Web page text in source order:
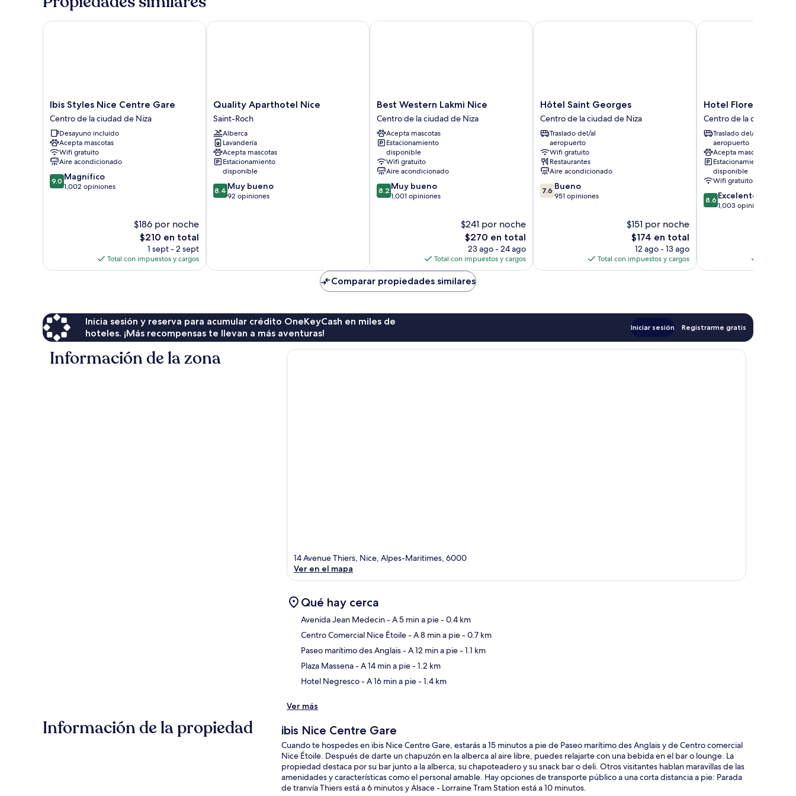
Ibis
Styles
Nice
Centre
Gare
Centro
de
la
ciudad
Ibis Styles Nice Centre Gare
Centro de la ciudad de Niza
Desayuno incluido
Acepta mascotas
Wifi gratuito
Aire acondicionado
9.0
de
9.0 Magnífico
1,002 opiniones
$186 por noche
El
precio
actual
es
$210 en total
1 sept - 2 sept
Total con impuestos y cargos
Ibis Styles Nice Centre Gare
Quality
Aparthotel
Nice
Saint-
Roch
Quality Aparthotel Nice
Saint-Roch
Alberca
Lavandería
Acepta mascotas
Estacionamiento
disponible
8.4
de
8.4 Muy bueno
92 opiniones
Quality Aparthotel Nice
Best
Western
Lakmi
Nice
Centro
de
la
ciudad
de
Niza
Best Western Lakmi Nice
Centro de la ciudad de Niza
Acepta mascotas
Estacionamiento
disponible
Wifi gratuito
Aire acondicionado
8.2
de
8.2 Muy bueno
1,001 opiniones
$241 por noche
El
precio
actual
es
de
$270
$270 en total
23 ago - 24 ago
Total con impuestos y cargos
Best Western Lakmi Nice
Hôtel
Saint
Georges
Centro
la
ciudad
de
Niza
Hôtel Saint Georges
Centro de la ciudad de Niza
Traslado del/al
aeropuerto
Wifi gratuito
Restaurantes
Aire acondicionado
7.6
de
7.6 Bueno
951 opiniones
$151 por noche
El
precio
actual
es
$174 en total
12 ago - 13 ago
Total con impuestos y cargos
Hôtel Saint Georges
Hotel
Florence
Nice
Centro
la
ciudad
de
Hotel Florence Nice
Centro de la ciudad de
Traslado del/al
aeropuerto
Acepta mascotas
Estacionamiento
disponible
Wifi gratuito
8.6
de
8.6 Excelente
1,003 opiniones
Hotel Florence Nice
Comparar propiedades similares
Inicia sesión y reserva para acumular crédito OneKeyCash en miles de
hoteles. ¡Más recompensas te llevan a más aventuras!
Iniciar sesión Registrarme gratis
Información de la zona
14 Avenue Thiers, Nice, Alpes-Maritimes, 6000
Ver en el mapa
Qué hay cerca
Avenida Jean Medecin- A 5 min a pie- 0.4 km
Centro Comercial Nice Étoile- A 8 min a pie- 0.7 km
Paseo marítimo des Anglais- A 12 min a pie- 1.1 km
Plaza Massena- A 14 min a pie- 1.2 km
Hotel Negresco- A 16 min a pie- 1.4 km
Ver más
Información de la propiedad ibis Nice Centre Gare
Cuando te hospedes en ibis Nice Centre Gare, estarás a 15 minutos a pie de Paseo marítimo des Anglais y de Centro comercial
Nice Étoile. Después de darte un chapuzón en la alberca al aire libre, puedes relajarte con una bebida en el bar o lounge. La
propiedad destaca por su bar junto a la alberca, su chapoteadero y su snack bar o deli. Otros visitantes hablan maravillas de las
amenidades y características como el personal amable. Hay opciones de transporte público a una corta distancia a pie: Parada
de tranvía Thiers está a 6 minutos y Alsace - Lorraine Tram Station está a 10 minutos.